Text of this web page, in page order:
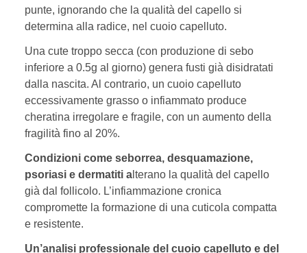
punte, ignorando che la qualità del capello si
determina alla radice, nel cuoio capelluto.
Una cute troppo secca (con produzione di sebo
inferiore a 0.5g al giorno) genera fusti già disidratati
dalla nascita. Al contrario, un cuoio capelluto
eccessivamente grasso o infiammato produce
cheratina irregolare e fragile, con un aumento della
fragilità fino al 20%.
Condizioni come seborrea, desquamazione,
psoriasi e dermatiti a lterano la qualità del capello
già dal follicolo. L’infiammazione cronica
compromette la formazione di una cuticola compatta
e resistente.
Un’analisi professionale del cuoio capelluto e del